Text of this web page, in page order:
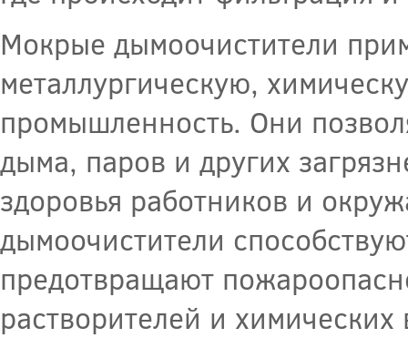
Мокрые дымоочистители
металлургическую,
промышленность. Они
дыма, паров и других
здоровья работников и
дымоочистители
предотвращают
растворителей и химических